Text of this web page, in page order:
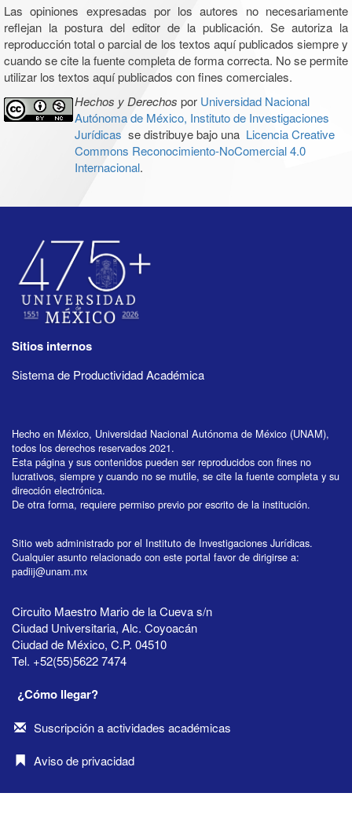
Las opiniones expresadas por los autores no necesariamente
reflejan la postura del editor de la publicación. Se autoriza la
reproducción total o parcial de los textos aquí publicados siempre y
cuando se cite la fuente completa de forma correcta. No se permite
utilizar los textos aquí publicados con fines comerciales.
Hechos y Derechos por Universidad Nacional
Autónoma de México, Instituto de Investigaciones
Jurídicas se distribuye bajo una Licencia Creative
Commons Reconocimiento-NoComercial 4.0
Internacional.
Sitios internos
Sistema de Productividad Académica
Hecho en México, Universidad Nacional Autónoma de México (UNAM),
todos los derechos reservados 2021.
Esta página y sus contenidos pueden ser reproducidos con fines no
lucrativos, siempre y cuando no se mutile, se cite la fuente completa y su
dirección electrónica.
De otra forma, requiere permiso previo por escrito de la institución.
Sitio web administrado por el Instituto de Investigaciones Jurídicas.
Cualquier asunto relacionado con este portal favor de dirigirse a:
padiij@unam.mx
Circuito Maestro Mario de la Cueva s/n
Ciudad Universitaria, Alc. Coyoacán
Ciudad de México, C.P. 04510
Tel. +52(55)5622 7474
¿Cómo llegar?
Suscripción a actividades académicas
Aviso de privacidad